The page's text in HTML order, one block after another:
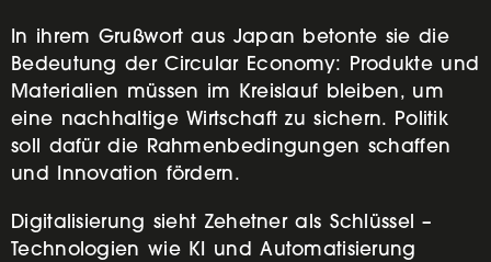
In ihrem Grußwort aus Japan betonte sie die
Bedeutung der Circular Economy: Produkte und
Materialien müssen im Kreislauf bleiben, um
eine nachhaltige Wirtschaft zu sichern. Politik
soll dafür die Rahmenbedingungen schaffen
und Innovation fördern.
Digitalisierung sieht Zehetner als Schlüssel –
Technologien wie KI und Automatisierung